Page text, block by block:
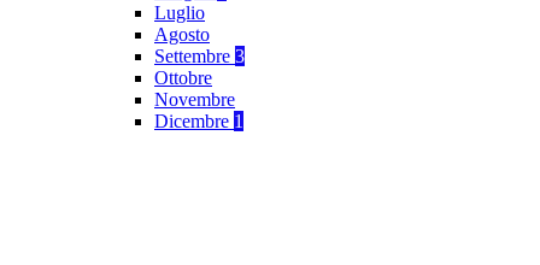
Luglio
Agosto
Settembre 3
Ottobre
Novembre
Dicembre 1